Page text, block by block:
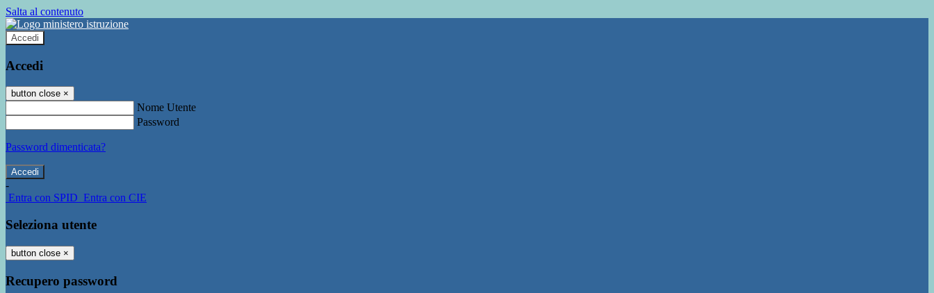
Salta al contenuto
Accedi
Accedi
button close ×
Nome Utente
Password
Password dimenticata?
-
Entra con SPID Entra con CIE
Seleziona utente
button close ×
Recupero password